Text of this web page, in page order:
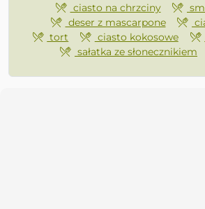
ciasto na chrzciny
deser z mascarpone
tort
ciasto kokosowe
sałatka ze słonecznikiem